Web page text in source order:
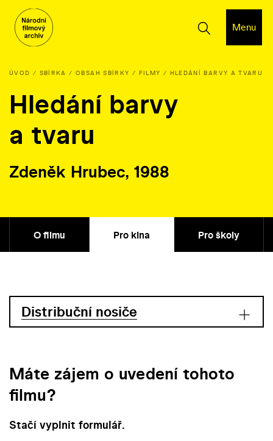
Menu
ÚVOD SBÍRKA OBSAH SBÍRKY FILMY HLEDÁNÍ BARVY A TVARU
Hledání barvy
a tvaru
Zdeněk Hrubec, 1988
O filmu Pro kina Pro školy
Distribuční nosiče
Máte zájem o uvedení tohoto
filmu?
Stačí vyplnit formulář.